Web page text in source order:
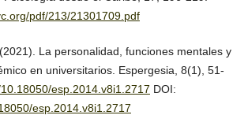
pdf/213/21301709.pdf
La personalidad, funciones mentales y
en universitarios. Espergesia, 8(1), 51-
esp.2014.v8i1.2717 DOI:
esp.2014.v8i1.2717